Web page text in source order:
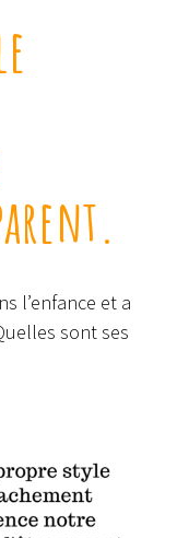
l’enfance et a
sont ses